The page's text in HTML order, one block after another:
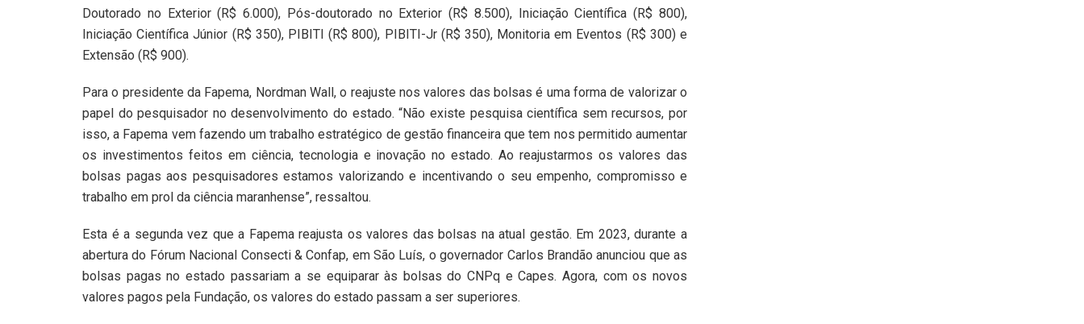
Doutorado no Exterior (R$ 6.000), Pós-doutorado no Exterior (R$ 8.500), Iniciação Científica (R$ 800),
Iniciação Científica Júnior (R$ 350), PIBITI (R$ 800), PIBITI-Jr (R$ 350), Monitoria em Eventos (R$ 300) e
Extensão (R$ 900).
Para o presidente da Fapema, Nordman Wall, o reajuste nos valores das bolsas é uma forma de valorizar o
papel do pesquisador no desenvolvimento do estado. “Não existe pesquisa científica sem recursos, por
isso, a Fapema vem fazendo um trabalho estratégico de gestão financeira que tem nos permitido aumentar
os investimentos feitos em ciência, tecnologia e inovação no estado. Ao reajustarmos os valores das
bolsas pagas aos pesquisadores estamos valorizando e incentivando o seu empenho, compromisso e
trabalho em prol da ciência maranhense”, ressaltou.
Esta é a segunda vez que a Fapema reajusta os valores das bolsas na atual gestão. Em 2023, durante a
abertura do Fórum Nacional Consecti & Confap, em São Luís, o governador Carlos Brandão anunciou que as
bolsas pagas no estado passariam a se equiparar às bolsas do CNPq e Capes. Agora, com os novos
valores pagos pela Fundação, os valores do estado passam a ser superiores.